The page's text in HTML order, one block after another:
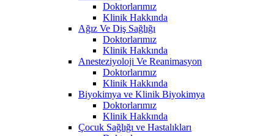
Doktorlarımız
Klinik Hakkında
Ağız Ve Diş Sağlığı
Doktorlarımız
Klinik Hakkında
Anesteziyoloji Ve Reanimasyon
Doktorlarımız
Klinik Hakkında
Biyokimya ve Klinik Biyokimya
Doktorlarımız
Klinik Hakkında
Çocuk Sağlığı ve Hastalıkları